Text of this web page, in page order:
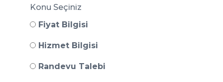
Konu Seçiniz
Fiyat Bilgisi
Hizmet Bilgisi
Randevu Talebi